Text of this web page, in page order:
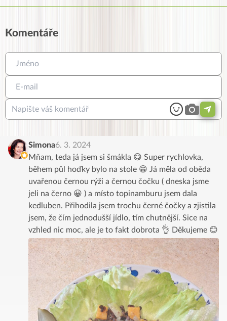
Komentáře
Simona6. 3. 2024
Mňam, teda já jsem si šmákla 😋 Super rychlovka,
během půl hoďky bylo na stole 😁 Já měla od oběda
uvařenou černou rýži a černou čočku ( dneska jsme
jeli na černo 😀 ) a místo topinamburu jsem dala
kedluben. Přihodila jsem trochu černé čočky a zjistila
jsem, že čím jednodušší jídlo, tím chutnější. Sice na
vzhled nic moc, ale je to fakt dobrota 👌 Děkujeme 😊